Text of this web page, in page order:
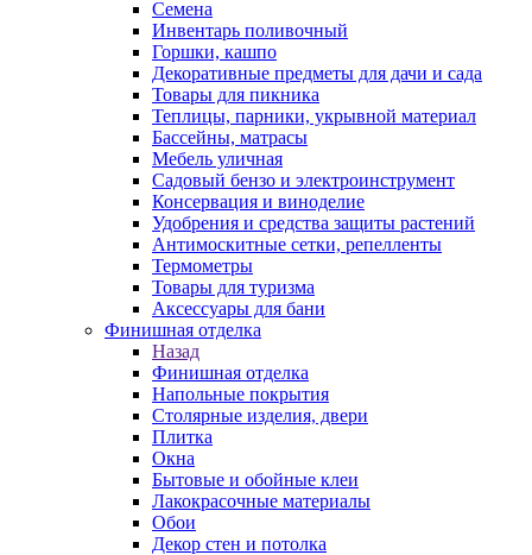
Семена
Инвентарь поливочный
Горшки, кашпо
Декоративные предметы для дачи и сада
Товары для пикника
Теплицы, парники, укрывной материал
Бассейны, матрасы
Мебель уличная
Садовый бензо и электроинструмент
Консервация и виноделие
Удобрения и средства защиты растений
Антимоскитные сетки, репелленты
Термометры
Товары для туризма
Аксессуары для бани
Финишная отделка
Назад
Финишная отделка
Напольные покрытия
Столярные изделия, двери
Плитка
Окна
Бытовые и обойные клеи
Лакокрасочные материалы
Обои
Декор стен и потолка